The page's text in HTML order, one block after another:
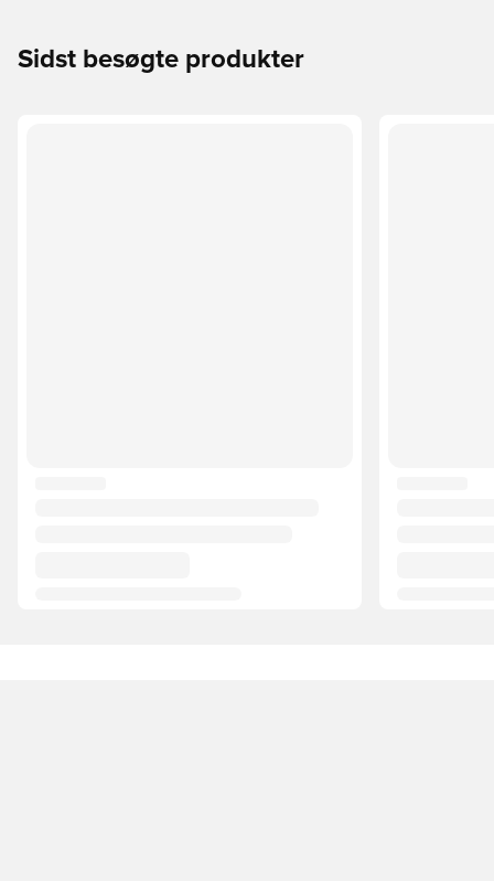
Sidst besøgte produkter